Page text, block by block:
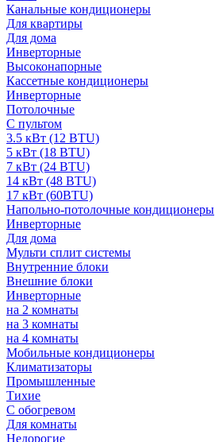
Канальные кондиционеры
Для квартиры
Для дома
Инверторные
Высоконапорные
Кассетные кондиционеры
Инверторные
Потолочные
С пультом
3.5 кВт (12 BTU)
5 кВт (18 BTU)
7 кВт (24 BTU)
14 кВт (48 BTU)
17 кВт (60BTU)
Напольно-потолочные кондиционеры
Инверторные
Для дома
Мульти сплит системы
Внутренние блоки
Внешние блоки
Инверторные
на 2 комнаты
на 3 комнаты
на 4 комнаты
Мобильные кондиционеры
Климатизаторы
Промышленные
Тихие
С обогревом
Для комнаты
Недорогие